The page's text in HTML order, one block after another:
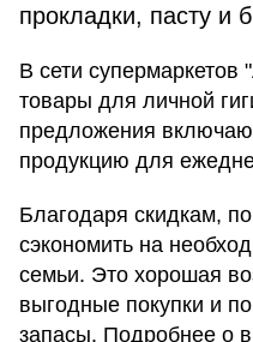
прокладки, пасту и
В сети супермаркетов
товары для личной
предложения
продукцию для
Благодаря скидкам,
сэкономить на
семьи. Это хорошая
выгодные покупки и
запасы. Подробнее о